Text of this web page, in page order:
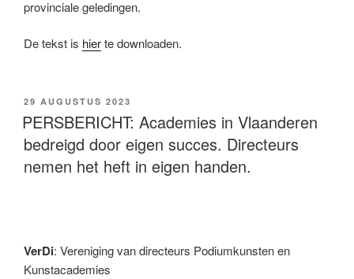
provinciale geledingen.
De tekst is hierte downloaden.
29 AUGUSTUS 2023
PERSBERICHT: Academies in Vlaanderen
bedreigd door eigen succes. Directeurs
nemen het heft in eigen handen.
VerDi: Vereniging van directeurs Podiumkunsten en
Kunstacademies